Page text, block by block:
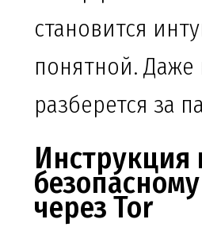
становится
понятной. Даже
разберется за
Инструкция
через Tor